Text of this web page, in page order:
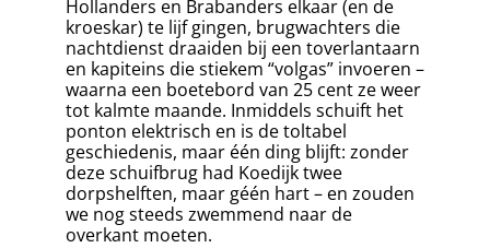
Hollanders en Brabanders elkaar (en de
kroeskar) te lijf gingen, brugwachters die
nachtdienst draaiden bij een toverlantaarn
en kapiteins die stiekem “volgas” invoeren –
waarna een boetebord van 25 cent ze weer
tot kalmte maande. Inmiddels schuift het
ponton elektrisch en is de toltabel
geschiedenis, maar één ding blijft: zonder
deze schuifbrug had Koedijk twee
dorpshelften, maar géén hart – en zouden
we nog steeds zwemmend naar de
overkant moeten.